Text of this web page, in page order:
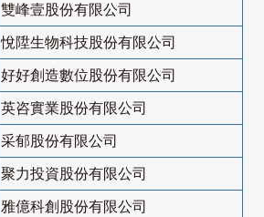
雙峰壹股份有限公司
悅陞生物科技股份有限公司
好好創造數位股份有限公司
英咨實業股份有限公司
采郁股份有限公司
聚力投資股份有限公司
雅億科創股份有限公司